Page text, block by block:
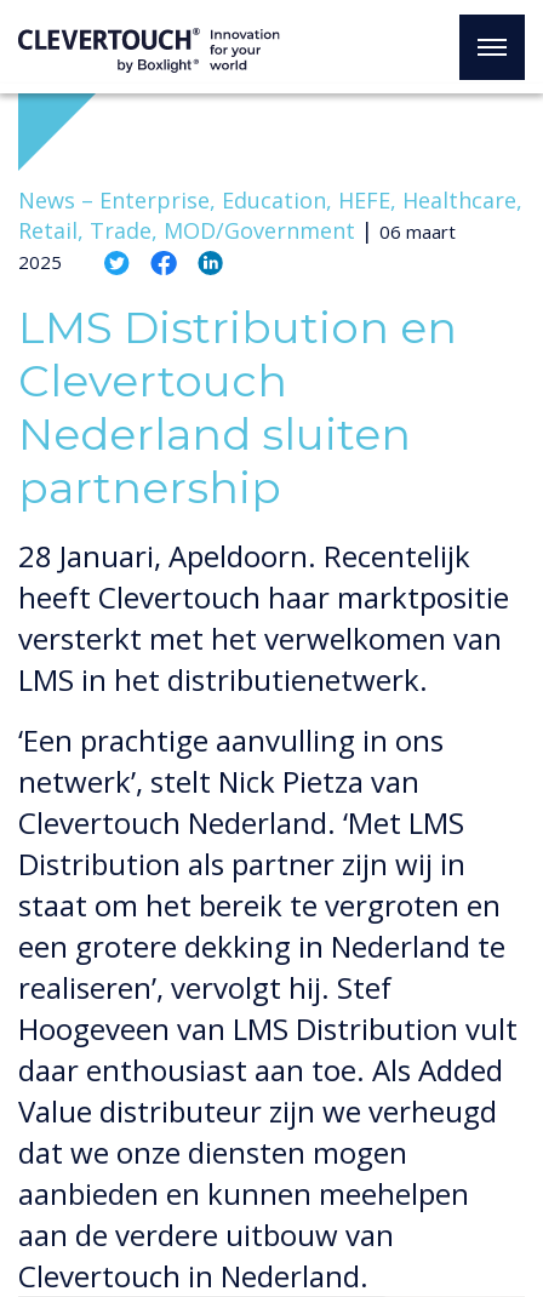
News – Enterprise, Education, HEFE, Healthcare,
Retail, Trade, MOD/Government | 06 maart
2025
LMS Distribution en
Clevertouch
Nederland sluiten
partnership
28 Januari, Apeldoorn. Recentelijk
heeft Clevertouch haar marktpositie
versterkt met het verwelkomen van
LMS in het distributienetwerk.
‘Een prachtige aanvulling in ons
netwerk’, stelt Nick Pietza van
Clevertouch Nederland. ‘Met LMS
Distribution als partner zijn wij in
staat om het bereik te vergroten en
een grotere dekking in Nederland te
realiseren’, vervolgt hij. Stef
Hoogeveen van LMS Distribution vult
daar enthousiast aan toe. Als Added
Value distributeur zijn we verheugd
dat we onze diensten mogen
aanbieden en kunnen meehelpen
aan de verdere uitbouw van
Clevertouch in Nederland.